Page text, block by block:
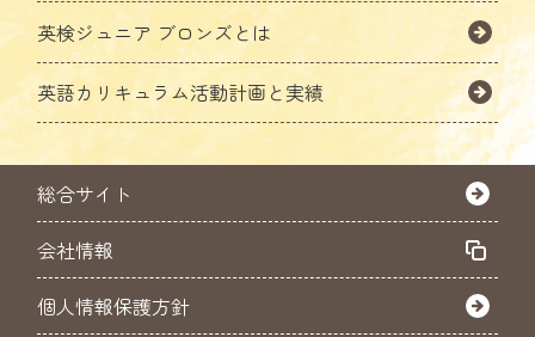
英検ジュニア ブロンズとは
英語カリキュラム活動計画と実績
総合サイト
会社情報
個人情報保護方針